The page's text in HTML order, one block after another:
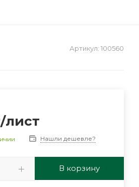
Артикул: 100560
/лист
Нашли дешевле?
В корзину